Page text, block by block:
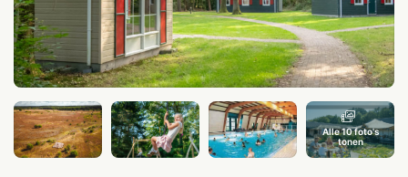
Alle 10 foto's
tonen